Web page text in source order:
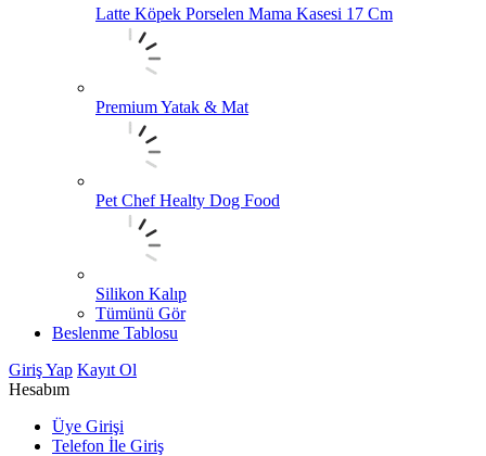
Latte Köpek Porselen Mama Kasesi 17 Cm
Premium Yatak & Mat
Pet Chef Healty Dog Food
Silikon Kalıp
Tümünü Gör
Beslenme Tablosu
Giriş Yap Kayıt Ol
Hesabım
Üye Girişi
Telefon İle Giriş